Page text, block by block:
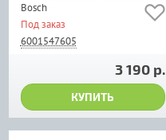
Bosch
Под заказ
6001547605
3 190 р.
КУПИТЬ